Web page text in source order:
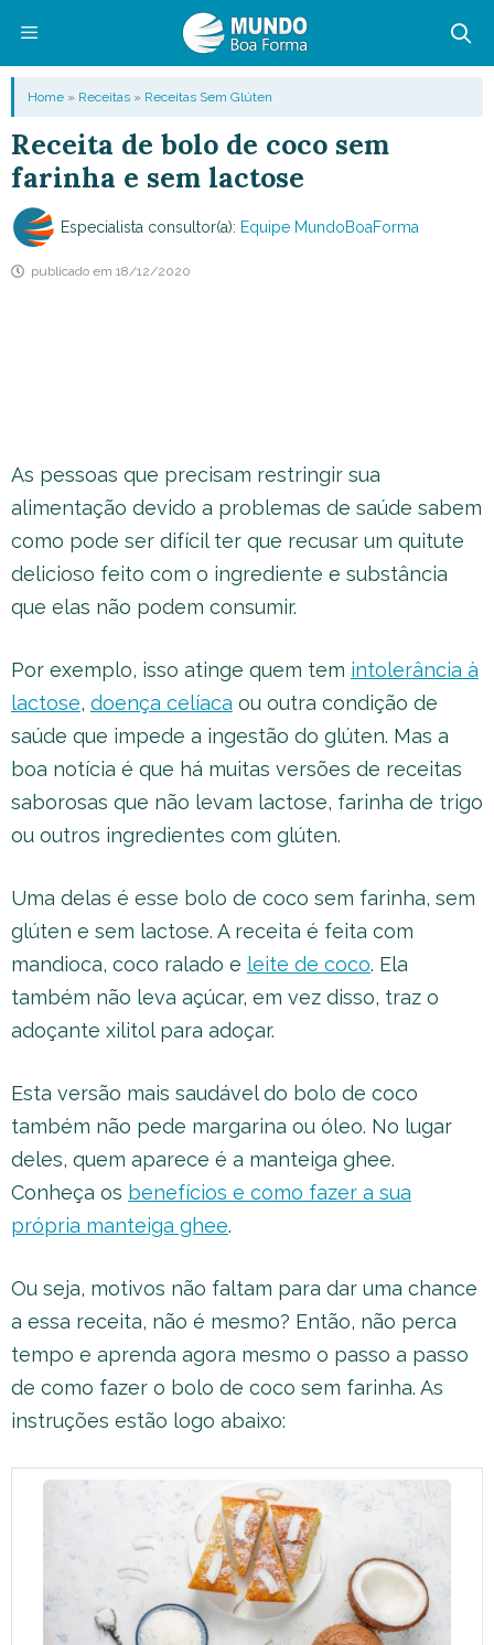
conteúdo
Menu
Home » Receitas » Receitas Sem Glúten
Receita de bolo de coco sem
farinha e sem lactose
Especialista consultor(a): Equipe MundoBoaForma
publicado em 18/12/2020
As pessoas que precisam restringir sua
alimentação devido a problemas de saúde sabem
como pode ser difícil ter que recusar um quitute
delicioso feito com o ingrediente e substância
que elas não podem consumir.
Por exemplo, isso atinge quem tem intolerância à
lactose, doença celíaca ou outra condição de
saúde que impede a ingestão do glúten. Mas a
boa notícia é que há muitas versões de receitas
saborosas que não levam lactose, farinha de trigo
ou outros ingredientes com glúten.
Uma delas é esse bolo de coco sem farinha, sem
glúten e sem lactose. A receita é feita com
mandioca, coco ralado e leite de coco. Ela
também não leva açúcar, em vez disso, traz o
adoçante xilitol para adoçar.
Esta versão mais saudável do bolo de coco
também não pede margarina ou óleo. No lugar
deles, quem aparece é a manteiga ghee.
Conheça os benefícios e como fazer a sua
própria manteiga ghee.
Ou seja, motivos não faltam para dar uma chance
a essa receita, não é mesmo? Então, não perca
tempo e aprenda agora mesmo o passo a passo
de como fazer o bolo de coco sem farinha. As
instruções estão logo abaixo: